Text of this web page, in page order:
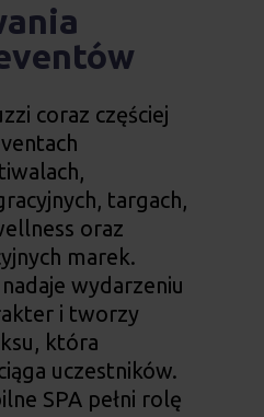
coraz częściej
targach,
oraz
marek.
wydarzeniu
i tworzy
która
uczestników.
SPA pełni rolę